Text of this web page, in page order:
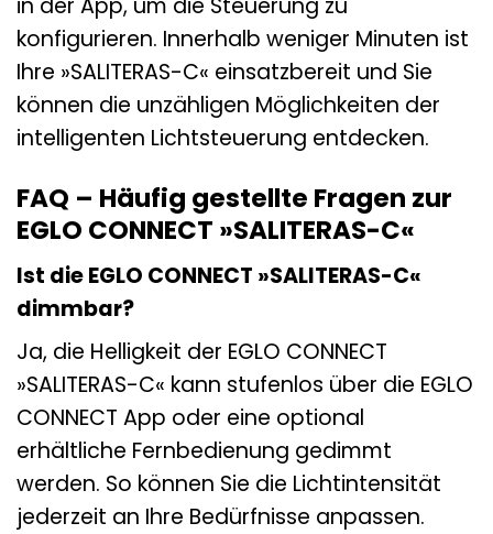
in der App, um die Steuerung zu
konfigurieren. Innerhalb weniger Minuten ist
Ihre »SALITERAS-C« einsatzbereit und Sie
können die unzähligen Möglichkeiten der
intelligenten Lichtsteuerung entdecken.
FAQ – Häufig gestellte Fragen zur
EGLO CONNECT »SALITERAS-C«
Ist die EGLO CONNECT »SALITERAS-C«
dimmbar?
Ja, die Helligkeit der EGLO CONNECT
»SALITERAS-C« kann stufenlos über die EGLO
CONNECT App oder eine optional
erhältliche Fernbedienung gedimmt
werden. So können Sie die Lichtintensität
jederzeit an Ihre Bedürfnisse anpassen.